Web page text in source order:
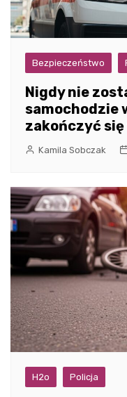
Bezpieczeństwo
Nigdy nie
samochodzie
zakończyć
Kamila Sobczak
H2o Policja